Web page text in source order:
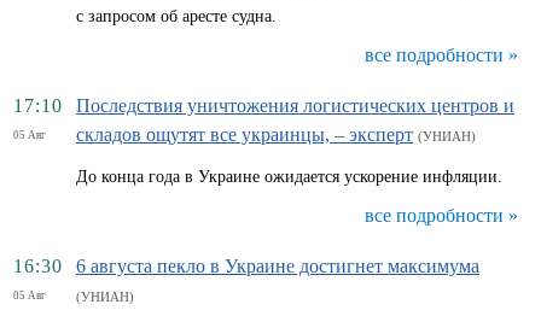
с запросом об аресте судна.
все подробности »
17:10
05 Авг
Последствия уничтожения логистических центров и
складов ощутят все украинцы, – эксперт (УНИАН)
До конца года в Украине ожидается ускорение инфляции.
все подробности »
16:30
05 Авг
6 августа пекло в Украине достигнет максимума
(УНИАН)